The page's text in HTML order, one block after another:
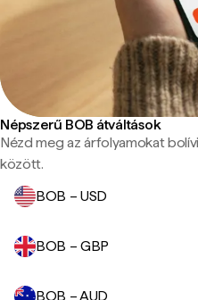
Népszerű BOB átváltások
Nézd meg az árfolyamokat
között.
BOB – USD
BOB – GBP
BOB – AUD